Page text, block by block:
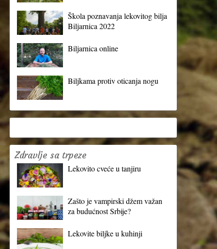
Škola poznavanja lekovitog bilja
Biljarnica 2022
Biljarnica online
Biljkama protiv oticanja nogu
Zdravlje sa trpeze
Lekovito cveće u tanjiru
Zašto je vampirski džem važan
za budućnost Srbije?
Lekovite biljke u kuhinji